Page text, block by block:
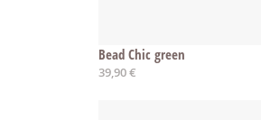
Bead Chic green
39,90 €